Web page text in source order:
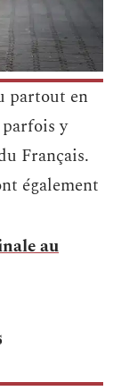
partout en
y
Français.
également
au